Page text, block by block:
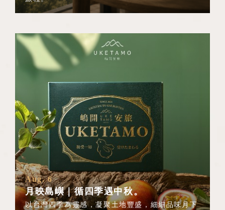
Aug. 6
月映島嶼｜循四季遇中秋。
以台灣四季為靈感，凝聚土地豐盛，細細品味月下